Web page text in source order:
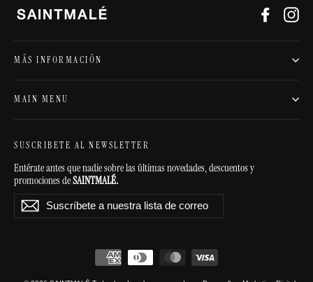
MÁS INFORMACIÓN
MAIN MENU
SUSCRIBETE AL NEWSLETTER
Entérate antes que nadie sobre las últimas novedades, descuentos y
promociones deSAINTMALÉ.
SuscríbeteSuscribir